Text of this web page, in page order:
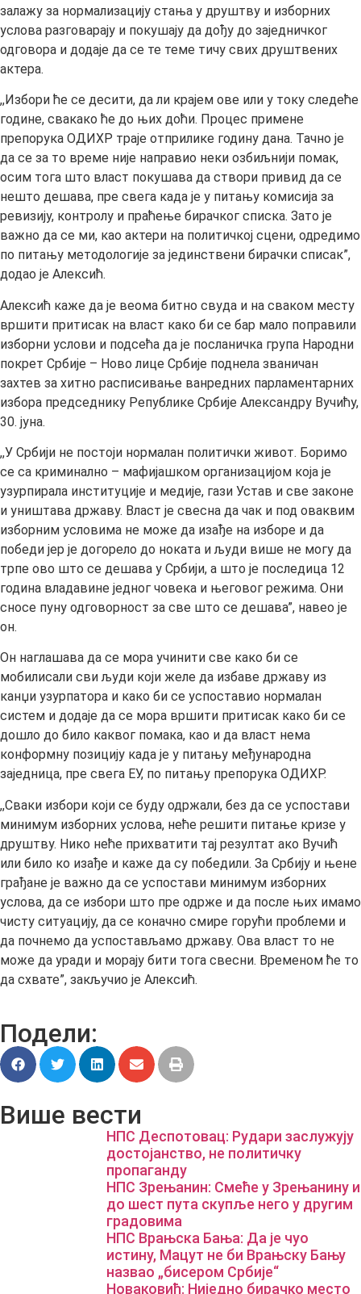
залажу за нормализацију стања у друштву и изборних
услова разговарају и покушају да дођу до заједничког
одговора и додаје да се те теме тичу свих друштвених
актера.
,,Избори ће се десити, да ли крајем ове или у току следеће
године, свакако ће до њих доћи. Процес примене
препорука ОДИХР траје отприлике годину дана. Тачно је
да се за то време није направио неки озбиљнији помак,
осим тога што власт покушава да створи привид да се
нешто дешава, пре свега када је у питању комисија за
ревизију, контролу и праћење бирачког списка. Зато је
важно да се ми, као актери на политичкој сцени, одредимо
по питању методологије за јединствени бирачки списак”,
додао је Алексић.
Алексић каже да је веома битно свуда и на сваком месту
вршити притисак на власт како би се бар мало поправили
изборни услови и подсећа да је посланичка група Народни
покрет Србије – Ново лице Србије поднела званичан
захтев за хитно расписивање ванредних парламентарних
избора председнику Републике Србије Александру Вучићу,
30. јуна.
,,У Србији не постоји нормалан политички живот. Боримо
се са криминално – мафијашком организацијом која је
узурпирала институције и медије, гази Устав и све законе
и уништава државу. Власт је свесна да чак и под оваквим
изборним условима не може да изађе на изборе и да
победи јер је догорело до ноката и људи више не могу да
трпе ово што се дешава у Србији, а што је последица 12
година владавине једног човека и његовог режима. Они
сносе пуну одговорност за све што се дешава”, навео је
он.
Он наглашава да се мора учинити све како би се
мобилисали сви људи који желе да избаве државу из
канџи узурпатора и како би се успоставио нормалан
систем и додаје да се мора вршити притисак како би се
дошло до било каквог помака, као и да власт нема
конформну позицију када је у питању међународна
заједница, пре свега ЕУ, по питању препорука ОДИХР.
,,Сваки избори који се буду одржали, без да се успостави
минимум изборних услова, неће решити питање кризе у
друштву. Нико неће прихватити тај резултат ако Вучић
или било ко изађе и каже да су победили. За Србију и њене
грађане је важно да се успостави минимум изборних
услова, да се избори што пре одрже и да после њих имамо
чисту ситуацију, да се коначно смире горући проблеми и
да почнемо да успостављамо државу. Ова власт то не
може да уради и морају бити тога свесни. Временом ће то
да схвате”, закључио је Алексић.
Подели:
Више вести
НПС Деспотовац: Рудари заслужују
достојанство, не политичку
пропаганду
НПС Зрењанин: Смеће у Зрењанину и
до шест пута скупље него у другим
градовима
НПС Врањска Бања: Да је чуо
истину, Мацут не би Врањску Бању
назвао „бисером Србије“
Новаковић: Ниједно бирачко место